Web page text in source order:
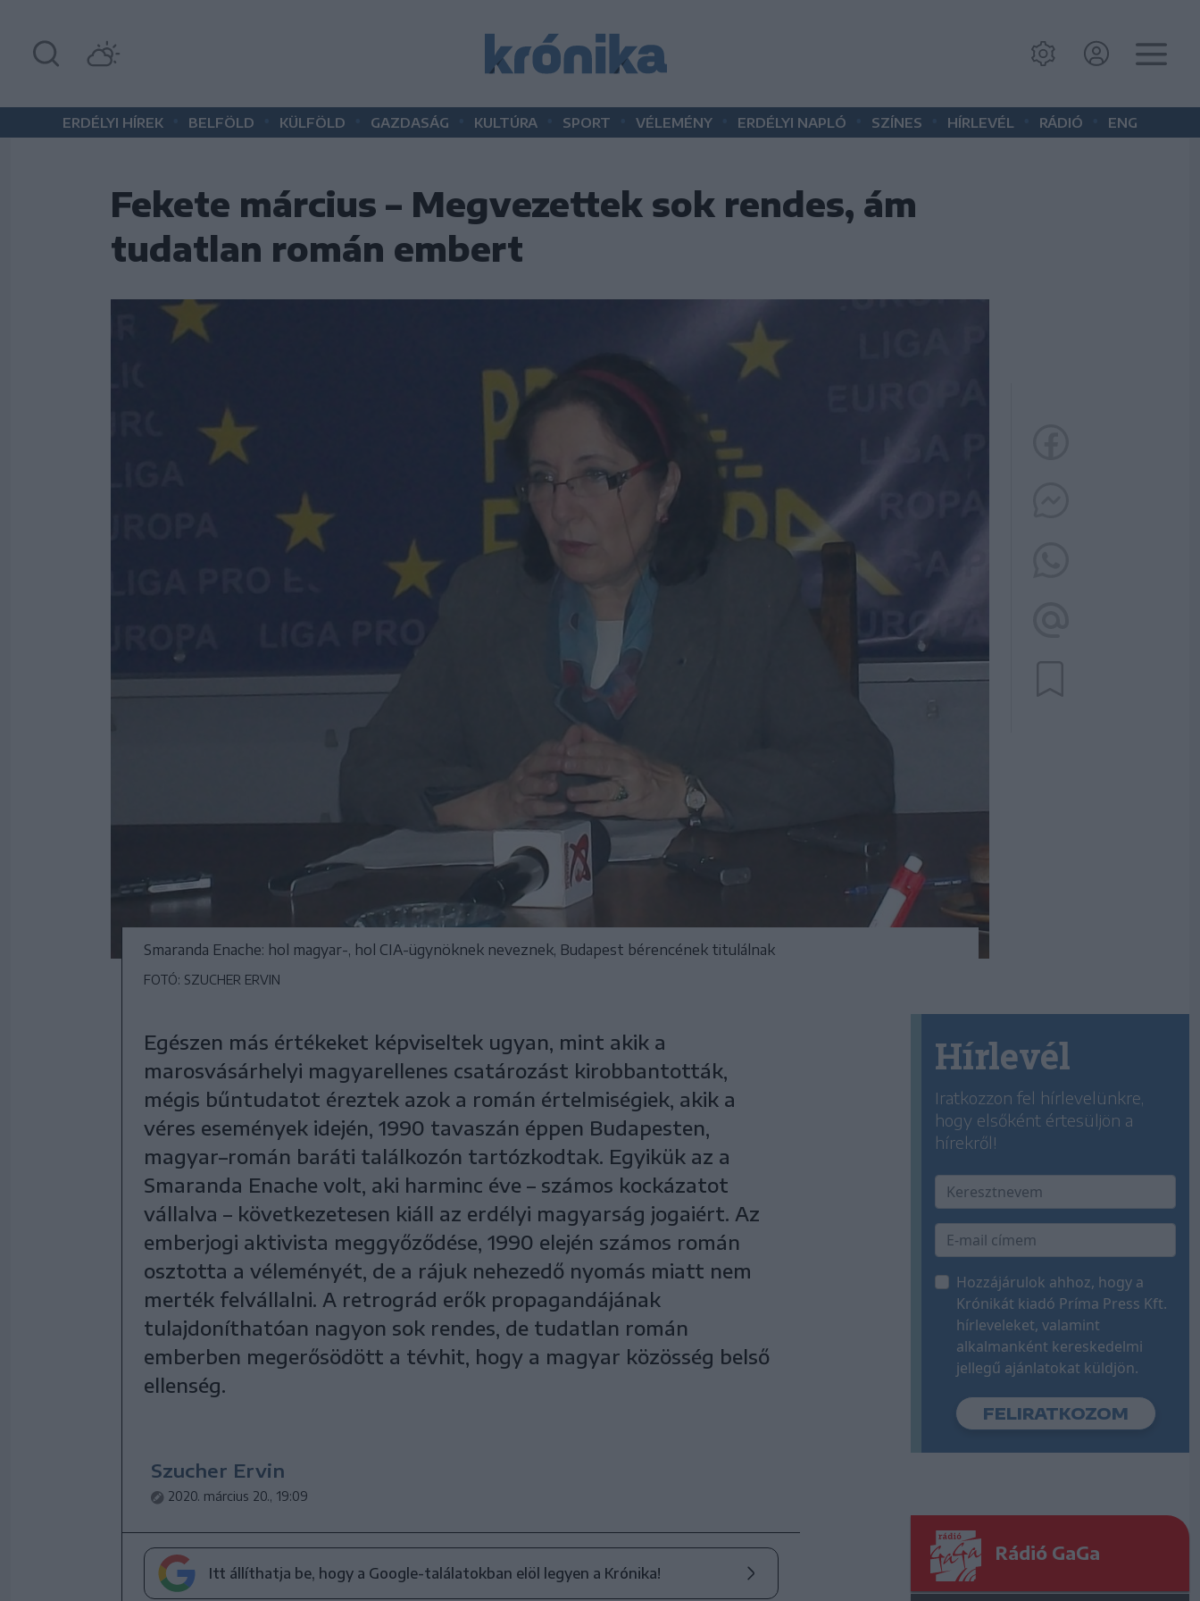
ERDÉLYI HÍREK BELFÖLD KÜLFÖLD GAZDASÁG KULTÚRA SPORT VÉLEMÉNY ERDÉLYI NAPLÓ SZÍNES HÍRLEVÉL RÁDIÓ ENG
Fekete március – Megvezettek sok rendes, ám
tudatlan román embert
Smaranda Enache: hol magyar-, hol CIA-ügynöknek neveznek, Budapest bérencének titulálnak
FOTÓ: SZUCHER ERVIN
Egészen más értékeket képviseltek ugyan, mint akik a
marosvásárhelyi magyarellenes csatározást kirobbantották,
mégis bűntudatot éreztek azok a román értelmiségiek, akik a
véres események idején, 1990 tavaszán éppen Budapesten,
magyar–román baráti találkozón tartózkodtak. Egyikük az a
Smaranda Enache volt, aki harminc éve – számos kockázatot
vállalva – következetesen kiáll az erdélyi magyarság jogaiért. Az
emberjogi aktivista meggyőződése, 1990 elején számos román
osztotta a véleményét, de a rájuk nehezedő nyomás miatt nem
merték felvállalni. A retrográd erők propagandájának
tulajdoníthatóan nagyon sok rendes, de tudatlan román
emberben megerősödött a tévhit, hogy a magyar közösség belső
ellenség.
Szucher Ervin
2020. március 20., 19:09
Itt állíthatja be, hogy a Google-találatokban elöl legyen a Krónika!
Hírlevél
Iratkozzon fel hírlevelünkre,
hogy elsőként értesüljön a
hírekről!
Hozzájárulok ahhoz, hogy a
Krónikát kiadó Príma Press Kft.
hírleveleket, valamint
alkalmanként kereskedelmi
jellegű ajánlatokat küldjön.
Rádió GaGa